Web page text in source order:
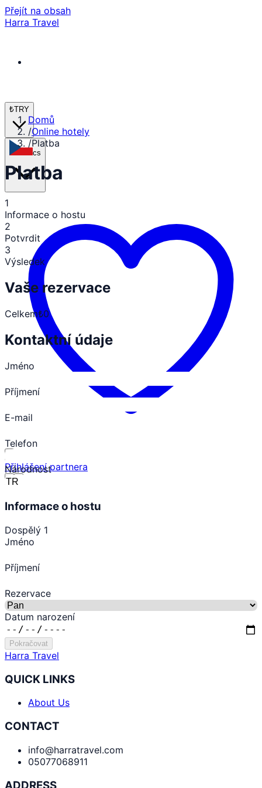
Přejít na obsah
Harra Travel
₺TRY
cs
Přihlášení partnera
Domů
/Online hotely
/Platba
Platba
1
Informace o hostu
2
Potvrdit
3
Výsledek
Vaše rezervace
Celkem₺0
Kontaktní údaje
Jméno
Příjmení
E-mail
Telefon
Národnost
Informace o hostu
Dospělý 1
Jméno
Příjmení
Rezervace
Datum narození
Pokračovat
Harra Travel
QUICK LINKS
About Us
CONTACT
info@harratravel.com
05077068911
ADDRESS